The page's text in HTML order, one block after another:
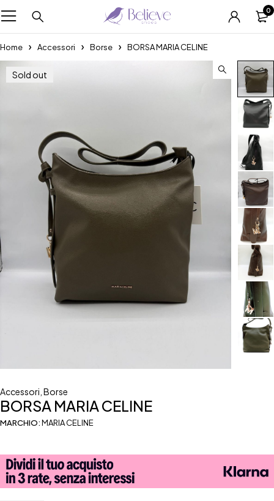
0
Home Accessori Borse BORSA MARIA CELINE
Sold out
Accessori Borse
BORSA MARIA CELINE
MARCHIO:MARIA CELINE